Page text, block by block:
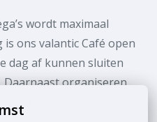
wordt maximaal
is ons valantic Café open
dag af kunnen sluiten
Daarnaast organiseren
bijeenkomst die je